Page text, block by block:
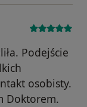
Podejście
osobisty.
Doktorem.